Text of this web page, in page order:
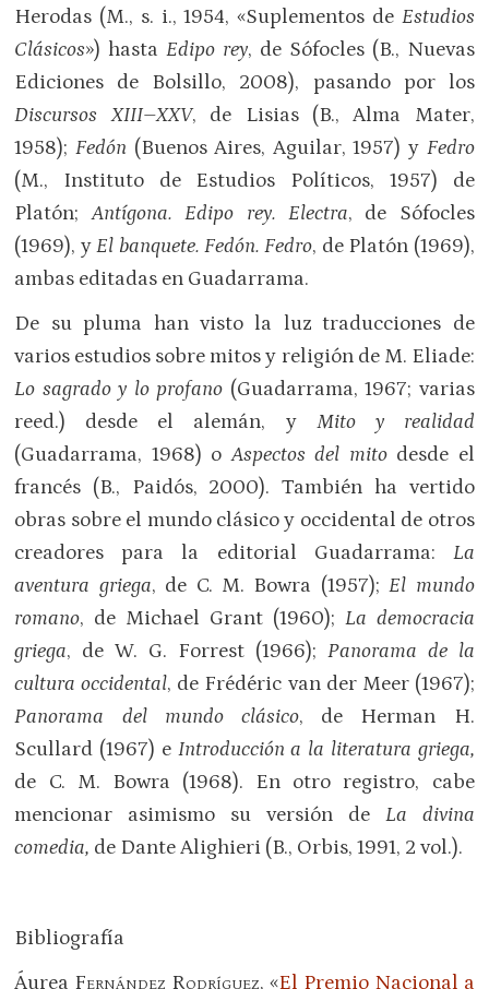
Herodas (M., s. i., 1954, «Suplementos de Estudios
Clásicos») hastaEdipo rey, de Sófocles (B., Nuevas
Ediciones de Bolsillo, 2008), pasando por los
Discursos XIII–XXV, de Lisias (B., Alma Mater,
1958);Fedón (Buenos Aires, Aguilar, 1957) y Fedro
(M., Instituto de Estudios Políticos, 1957) de
Platón;Antígona. Edipo rey. Electra, de Sófocles
(1969), yEl banquete. Fedón. Fedro, de Platón (1969),
ambas editadas en Guadarrama.
De su pluma han visto la luz traducciones de
varios estudios sobre mitos y religión de M. Eliade:
Lo sagrado y lo profano (Guadarrama, 1967; varias
reed.) desde el alemán, y Mito y realidad
(Guadarrama, 1968) oAspectos del mitodesde el
francés (B., Paidós, 2000). También ha vertido
obras sobre el mundo clásico y occidental de otros
creadores para la editorial Guadarrama: La
aventura griega, de C. M. Bowra (1957);El mundo
romano, de Michael Grant (1960); La democracia
griega, de W. G. Forrest (1966); Panorama de la
cultura occidental, de Frédéric van der Meer (1967);
Panorama del mundo clásico, de Herman H.
Scullard (1967) e Introducción a la literatura griega,
de C. M. Bowra (1968). En otro registro, cabe
mencionar asimismo su versión de La divina
comedia, de Dante Alighieri (B., Orbis, 1991, 2 vol.).
Bibliografía
Áurea FERNÁNDEZ RODRÍGUEZ, «El Premio Nacional a